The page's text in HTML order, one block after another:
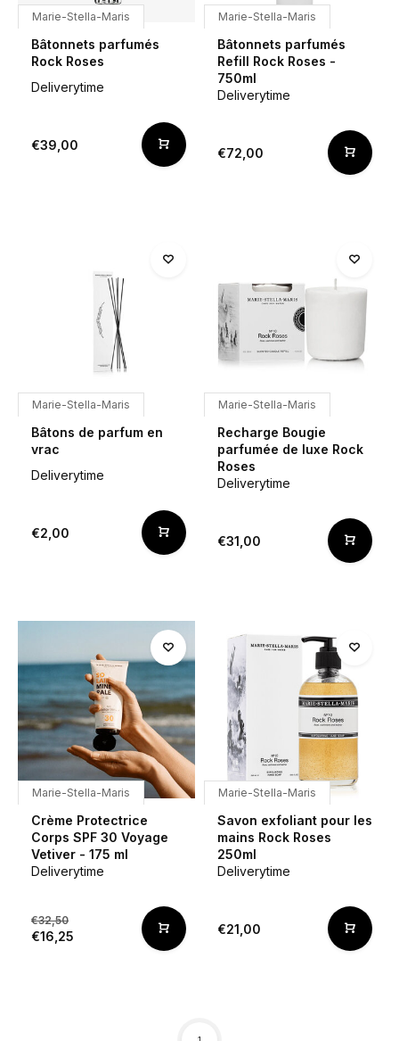
Marie-Stella-Maris
Bâtonnets parfumés
Rock Roses
Deliverytime
€39,00
Marie-Stella-Maris
Bâtonnets parfumés
Refill Rock Roses -
750ml
Deliverytime
€72,00
Marie-Stella-Maris
Bâtons de parfum en
vrac
Deliverytime
€2,00
Marie-Stella-Maris
Recharge Bougie
parfumée de luxe Rock
Roses
Deliverytime
€31,00
Marie-Stella-Maris
Crème Protectrice
Corps SPF 30 Voyage
Vetiver - 175 ml
Deliverytime
€32,50
€16,25
Marie-Stella-Maris
Savon exfoliant pour les
mains Rock Roses
250ml
Deliverytime
€21,00